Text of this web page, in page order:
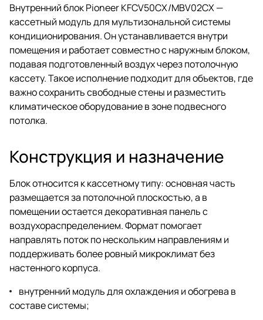
Внутренний блок Pioneer KFCV50CX/MBV02CX —
кассетный модуль для мультизональной системы
кондиционирования. Он устанавливается внутри
помещения и работает совместно с наружным блоком,
подавая подготовленный воздух через потолочную
кассету. Такое исполнение подходит для объектов, где
важно сохранить свободные стены и разместить
климатическое оборудование в зоне подвесного
потолка.
Конструкция и назначение
Блок относится к кассетному типу: основная часть
размещается за потолочной плоскостью, а в
помещении остается декоративная панель с
воздухораспределением. Формат помогает
направлять поток по нескольким направлениям и
поддерживать более ровный микроклимат без
настенного корпуса.
внутренний модуль для охлаждения и обогрева в
составе системы;